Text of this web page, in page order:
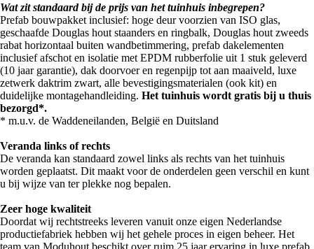
Wat zit standaard bij de prijs van het tuinhuis inbegrepen?
Prefab bouwpakket inclusief: hoge deur voorzien van ISO glas,
geschaafde Douglas hout staanders en ringbalk, Douglas hout zweeds
rabat horizontaal buiten wandbetimmering, prefab dakelementen
inclusief afschot en isolatie met EPDM rubberfolie uit 1 stuk geleverd
(10 jaar garantie), dak doorvoer en regenpijp tot aan maaiveld, luxe
zetwerk daktrim zwart, alle bevestigingsmaterialen (ook kit) en
duidelijke montagehandleiding. Het tuinhuis wordt gratis bij u thuis
bezorgd*.
* m.u.v. de Waddeneilanden, België en Duitsland
Veranda links of rechts
De veranda kan standaard zowel links als rechts van het tuinhuis
worden geplaatst. Dit maakt voor de onderdelen geen verschil en kunt
u bij wijze van ter plekke nog bepalen.
Zeer hoge kwaliteit
Doordat wij rechtstreeks leveren vanuit onze eigen Nederlandse
productiefabriek hebben wij het gehele proces in eigen beheer. Het
team van Moduhout beschikt over ruim 25 jaar ervaring in luxe prefab